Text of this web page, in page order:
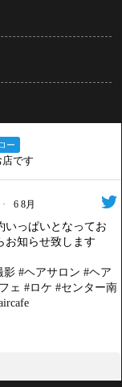
ー
です
· 6 8月
いっぱいとなってお
お知らせ致します
影 #ヘアサロン #ヘア
ェ #ロケ #センター南